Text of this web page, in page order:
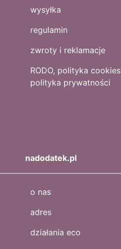
wysyłka
regulamin
zwroty i reklamacje
RODO, polityka cookies
polityka prywatności
nadodatek.pl
o nas
adres
działania eco